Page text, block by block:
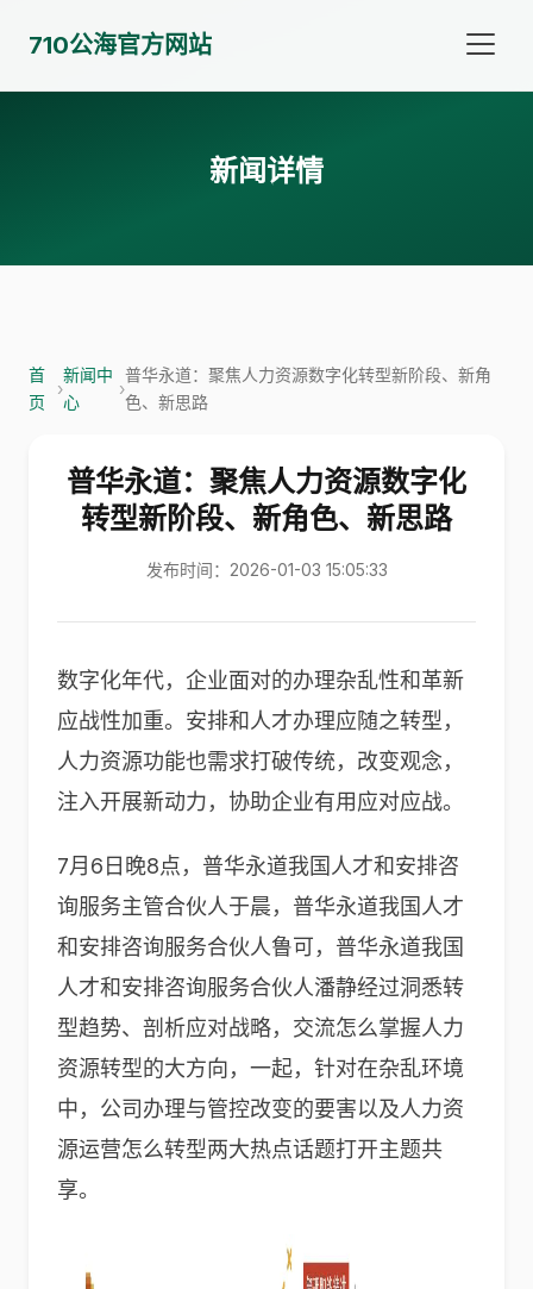
710公海官方网站
新闻详情
首
页
›
新闻中
心
›
普华永道：聚焦人力资源数字化转型新阶段、新角
色、新思路
普华永道：聚焦人力资源数字化
转型新阶段、新角色、新思路
发布时间：2026-01-03 15:05:33
数字化年代，企业面对的办理杂乱性和革新
应战性加重。安排和人才办理应随之转型，
人力资源功能也需求打破传统，改变观念，
注入开展新动力，协助企业有用应对应战。
7月6日晚8点，普华永道我国人才和安排咨
询服务主管合伙人于晨，普华永道我国人才
和安排咨询服务合伙人鲁可，普华永道我国
人才和安排咨询服务合伙人潘静经过洞悉转
型趋势、剖析应对战略，交流怎么掌握人力
资源转型的大方向，一起，针对在杂乱环境
中，公司办理与管控改变的要害以及人力资
源运营怎么转型两大热点话题打开主题共
享。